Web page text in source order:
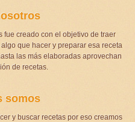
fue creado con el objetivo de traer
que hacer y preparar esa receta
las más elaboradas aprovechan
de recetas.
somos
y buscar recetas por eso creamos